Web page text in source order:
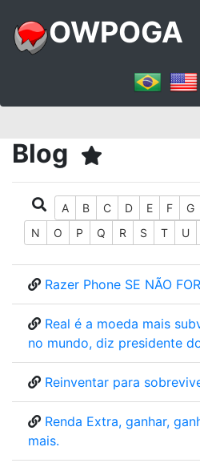
OWPOGA
Blog
A B C D E F G
N
O P Q R S T U
Razer Phone SE NÃO
Real é a moeda mais
no mundo, diz presidente
Reinventar para
Renda Extra, ganhar,
mais.